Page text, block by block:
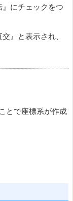
にチェックをつ
』と表示され、
とで座標系が作成